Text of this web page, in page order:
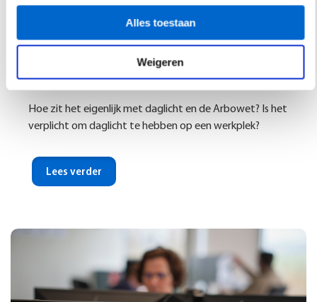
Alles toestaan
Weigeren
Daglicht en de Arbowet
3 september 2025
Hoe zit het eigenlijk met daglicht en de Arbowet? Is het
verplicht om daglicht te hebben op een werkplek?
Lees verder